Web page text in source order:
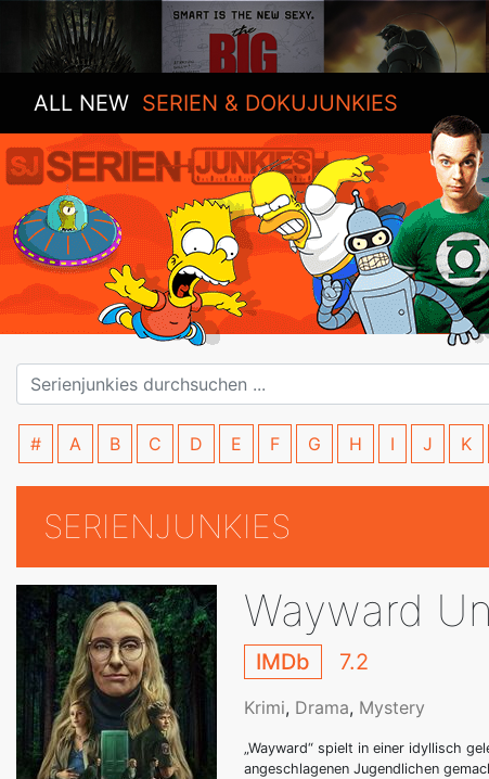
ALL NEW SERIEN & DOKUJUNKIES
# A B C D E F G H I J K
SERIENJUNKIES
Wayward
IMDb 7.2
Krimi, Drama, Mystery
„Wayward“ spielt in einer idyllisch
angeschlagenen Jugendlichen